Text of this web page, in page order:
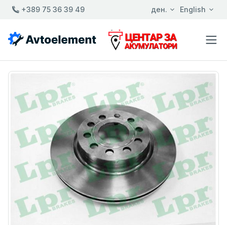
+389 75 36 39 49 ден. English